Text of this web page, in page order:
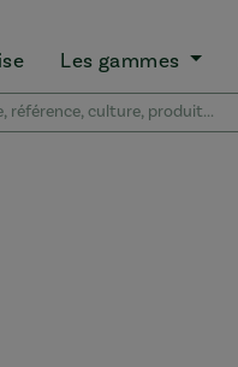
Les gammes